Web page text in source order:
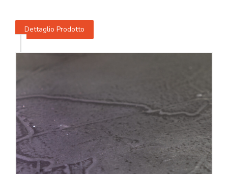
Dettaglio Prodotto